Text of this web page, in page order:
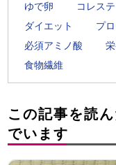
ゆで卵 コレス
ダイエット
プ
必須アミノ酸
食物繊維
この記事を読
でいます